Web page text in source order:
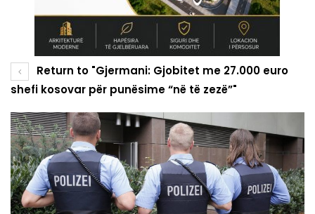
Return to "Gjermani: Gjobitet me 27.000 euro
shefi kosovar për punësime “në të zezë”"